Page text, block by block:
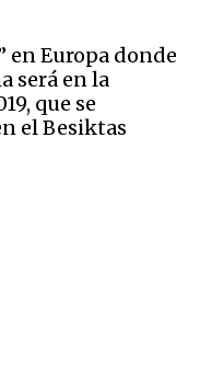
en Europa donde
será en la
que se
el Besiktas